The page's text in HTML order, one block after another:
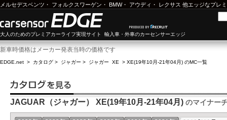
メルセデスベンツ ・ フォルクスワーゲン ・ BMW・ アウディ ・ レクサス 他エッジなプレ
大人のためのプレミアカーライフ実現サイト 輸入車・外車のカーセンサーエッジ
新車時価格はメーカー発表当時の価格です
EDGE.net > カタログ > ジャガー > ジャガー XE > XE(19年10月-21年04月) のMC一覧
JAGUAR（ジャガー） XE(19年10月-21年04月) のマイナー